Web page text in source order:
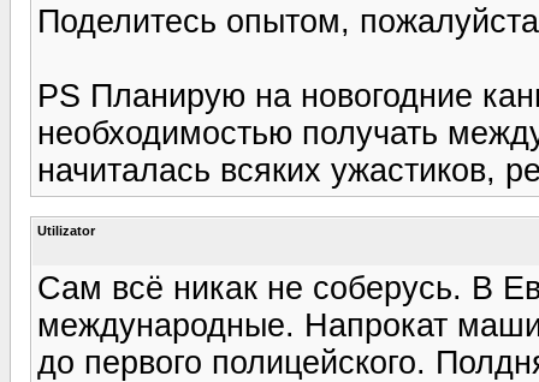
Поделитесь опытом,
PS Планирую на новогодние
необходимостью получать
начиталась всяких ужастиков,
Utilizator
Сам всё никак не соберусь. В
международные. Напрокат
до первого полицейского.